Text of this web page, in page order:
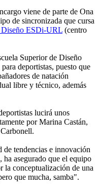
viene de parte de Ona
de sincronizada que cursa
Diseño ESDi-URL (centro
Superior de Diseño
deportistas, puesto que
de natación
libre y técnico, además
lucirá unos
por Marina Castán,
de tendencias e innovación
asegurado que el equipo
la conceptualización de una
que mucha, samba".